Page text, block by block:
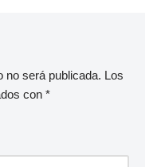
no será publicada. Los
con *